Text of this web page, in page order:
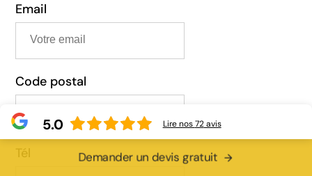
Email
Code postal
Tél Demander un devis gratuit
5.0 Lire nos72avis